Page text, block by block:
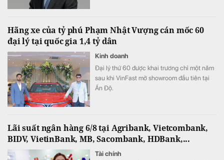
ra.
Hãng xe của tỷ phú Phạm Nhật Vượng cán mốc 60
đại lý tại quốc gia 1,4 tỷ dân
Kinh doanh
Đại lý thứ 60 được khai trương chỉ một năm
sau khi VinFast mở showroom đầu tiên tại
Ấn Độ.
Lãi suất ngân hàng 6/8 tại Agribank, Vietcombank,
BIDV, VietinBank, MB, Sacombank, HDBank,...
Tài chính